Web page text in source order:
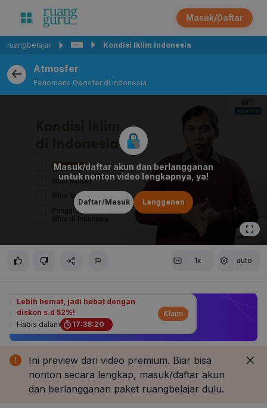
Masuk/Daftar
ruangbelajar Kondisi Iklim Indonesia
Atmosfer
Fenomena Geosfer di Indonesia
Masuk/daftar akun dan berlangganan
untuk nonton video lengkapnya, ya!
Daftar/Masuk Langganan
1x auto
Lebih hemat, jadi hebat dengan
diskon s.d 52%!
Habis dalam
17:38:20
Klaim
Ini preview dari video premium. Biar bisa
nonton secara lengkap, masuk/daftar akun
dan berlangganan paket ruangbelajar dulu.